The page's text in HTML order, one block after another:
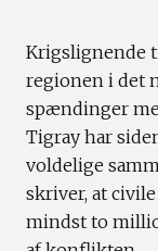
Krigslignende
regionen i det
spændinger
Tigray har
voldelige
skriver, at
mindst to